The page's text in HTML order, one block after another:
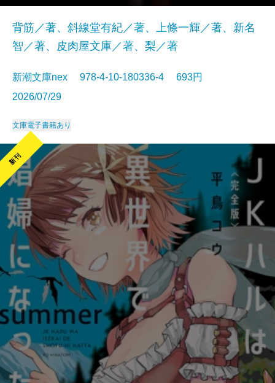
背筋／著、斜線堂有紀／著、上條一輝／著、新名
智／著、皮肉屋文庫／著、梨／著
新潮文庫nex 978-4-10-180336-4 693円
2026/07/29
文庫電子書籍あり
新刊